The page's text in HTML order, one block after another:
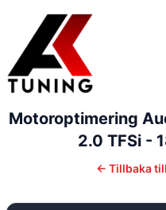
Motoroptimering
2.0 TFSi -
← Tillbaka till